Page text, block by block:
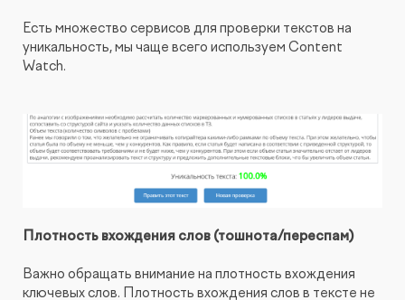
Есть множество сервисов для проверки текстов на
уникальность, мы чаще всего используем Content
Watch.
Плотность вхождения слов (тошнота/переспам)
Важно обращать внимание на плотность вхождения
ключевых слов. Плотность вхождения слов в тексте не